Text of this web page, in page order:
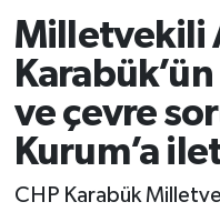
Milletvekili
ve çevre
Kurum’a
CHP Karabük
Alaplı
Asayiş
Tüm Manşetler
Son Dakika